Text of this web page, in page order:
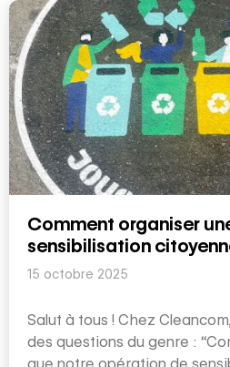
Comment organiser
sensibilisation
15 octobre 2025
Salut à tous ! Chez
des questions du genre :